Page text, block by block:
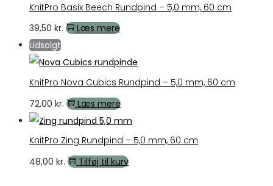
KnitPro Basix Beech Rundpind – 5,0 mm, 60 cm
39,50 kr.
Læs mere
Udsolgt
KnitPro Nova Cubics Rundpind – 5,0 mm, 60 cm
72,00 kr. Læs mere
KnitPro Zing Rundpind – 5,0 mm, 60 cm
48,00 kr. Tilføj til kurv